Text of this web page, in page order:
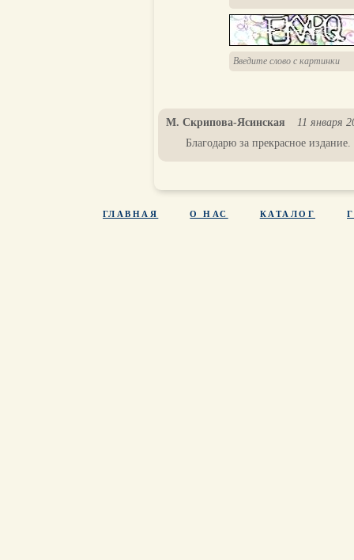
М. Скрипова-Ясинская
11 января
Благодарю за прекрасное
ГЛАВНАЯ О НАС КАТАЛОГ